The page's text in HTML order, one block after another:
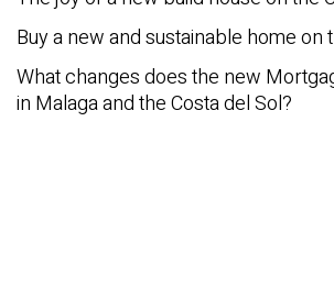
Buy a new and sustainable home on
What changes does the new
in Malaga and the Costa del Sol?